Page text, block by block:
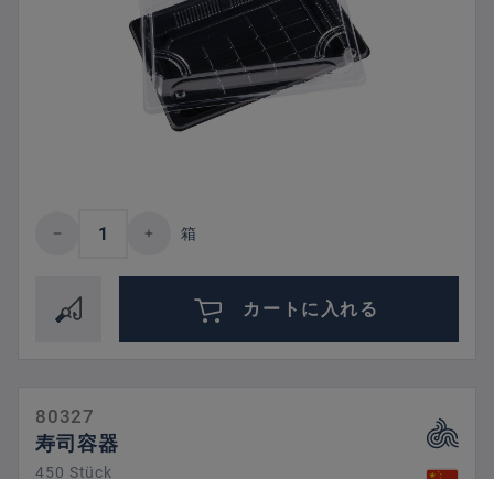
Product Quantity: Enter the desired
箱
カートに入れる
80327
寿司容器
450 Stück